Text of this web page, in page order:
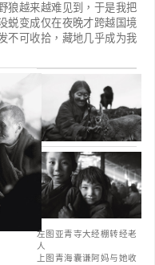
狼越来越难见到，于是我把
蜕变成仅在夜晚才跨越国境
不可收拾，藏地几乎成为我
左图亚青寺大经棚转经老
人
上图青海囊谦阿妈与她收